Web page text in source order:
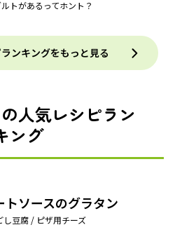
トがあるってホント？
ンキングをもっと見る
人気レシピラン
ング
トソースのグラタン
し豆腐 / ピザ用チーズ